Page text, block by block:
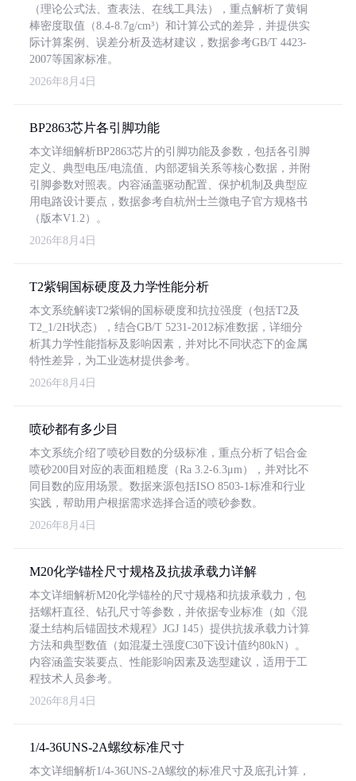
（理论公式法、查表法、在线工具法），重点解析了黄铜
棒密度取值（8.4-8.7g/cm³）和计算公式的差异，并提供实
际计算案例、误差分析及选材建议，数据参考GB/T 4423-
2007等国家标准。
2026年8月4日
BP2863芯片各引脚功能
本文详细解析BP2863芯片的引脚功能及参数，包括各引脚
定义、典型电压/电流值、内部逻辑关系等核心数据，并附
引脚参数对照表。内容涵盖驱动配置、保护机制及典型应
用电路设计要点，数据参考自杭州士兰微电子官方规格书
（版本V1.2）。
2026年8月4日
T2紫铜国标硬度及力学性能分析
本文系统解读T2紫铜的国标硬度和抗拉强度（包括T2及
T2_1/2H状态），结合GB/T 5231-2012标准数据，详细分
析其力学性能指标及影响因素，并对比不同状态下的金属
特性差异，为工业选材提供参考。
2026年8月4日
喷砂都有多少目
本文系统介绍了喷砂目数的分级标准，重点分析了铝合金
喷砂200目对应的表面粗糙度（Ra 3.2-6.3μm），并对比不
同目数的应用场景。数据来源包括ISO 8503-1标准和行业
实践，帮助用户根据需求选择合适的喷砂参数。
2026年8月4日
M20化学锚栓尺寸规格及抗拔承载力详解
本文详细解析M20化学锚栓的尺寸规格和抗拔承载力，包
括螺杆直径、钻孔尺寸等参数，并依据专业标准（如《混
凝土结构后锚固技术规程》JGJ 145）提供抗拔承载力计算
方法和典型数值（如混凝土强度C30下设计值约80kN）。
内容涵盖安装要点、性能影响因素及选型建议，适用于工
程技术人员参考。
2026年8月4日
1/4-36UNS-2A螺纹标准尺寸
本文详细解析1/4-36UNS-2A螺纹的标准尺寸及底孔计算，